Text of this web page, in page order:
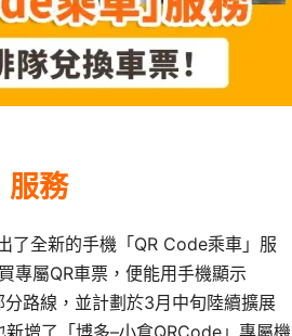
服務
了全新的手機「QR Code乘車」服
專屬QR車票，便能用手機顯示
路線，並計劃於3月中旬陸續擴展